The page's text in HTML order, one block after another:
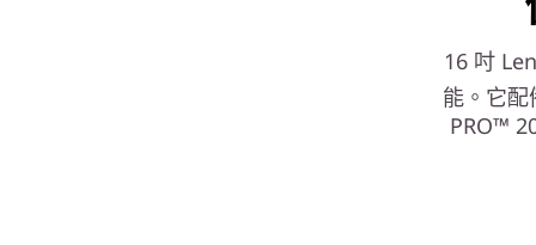
16 吋
能。它
PRO™